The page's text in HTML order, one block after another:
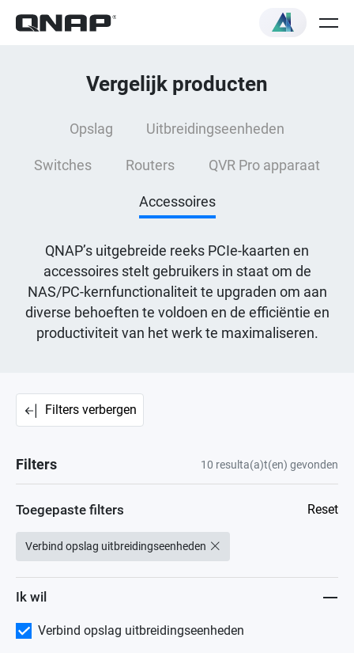
Vergelijk producten
Opslag Uitbreidingseenheden
Switches Routers QVR Pro apparaat
Accessoires
QNAP’s uitgebreide reeks PCIe-kaarten en
accessoires stelt gebruikers in staat om de
NAS/PC-kernfunctionaliteit te upgraden om aan
diverse behoeften te voldoen en de efficiëntie en
productiviteit van het werk te maximaliseren.
Filters verbergen
Filters 10 resulta(a)t(en) gevonden
Toegepaste filters Reset
Verbind opslag uitbreidingseenheden
Ik wil
Verbind opslag uitbreidingseenheden